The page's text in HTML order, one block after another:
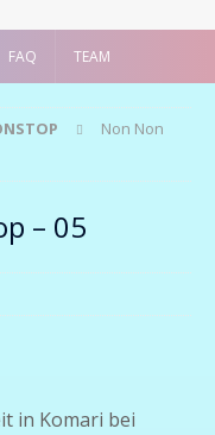
FAQ TEAM
Non Non
– 05
in Komari bei